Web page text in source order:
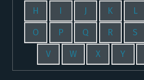
H I J K L
O P Q R S
V W X Y